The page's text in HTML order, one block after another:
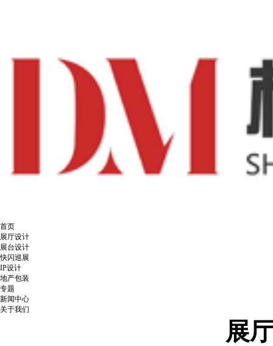
首页
展厅设计
展台设计
快闪巡展
IP设计
地产包装
专题
新闻中心
关于我们
展